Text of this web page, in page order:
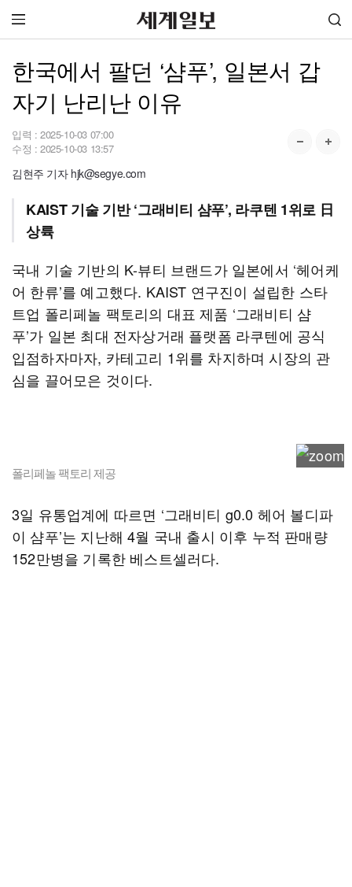
한국에서 팔던 ‘샴푸’, 일본서 갑
자기 난리난 이유
입력 : 2025-10-03 07:00
수정 : 2025-10-03 13:57
김현주 기자 hjk@segye.com
KAIST 기술 기반 ‘그래비티 샴푸’, 라쿠텐 1위로 日
상륙
국내 기술 기반의 K-뷰티 브랜드가 일본에서 ‘헤어케
어 한류’를 예고했다. KAIST 연구진이 설립한 스타
트업 폴리페놀 팩토리의 대표 제품 ‘그래비티 샴
푸’가 일본 최대 전자상거래 플랫폼 라쿠텐에 공식
입점하자마자, 카테고리 1위를 차지하며 시장의 관
심을 끌어모은 것이다.
폴리페놀 팩토리 제공
3일 유통업계에 따르면 ‘그래비티 g0.0 헤어 볼디파
이 샴푸’는 지난해 4월 국내 출시 이후 누적 판매량
152만병을 기록한 베스트셀러다.